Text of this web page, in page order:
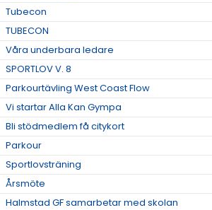
Tubecon
TUBECON
Våra underbara ledare
SPORTLOV V. 8
Parkourtävling West Coast Flow
Vi startar Alla Kan Gympa
Bli stödmedlem få citykort
Parkour
Sportlovsträning
Årsmöte
Halmstad GF samarbetar med skolan